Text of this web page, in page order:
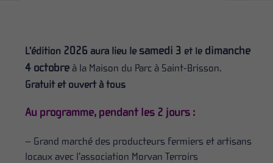
L’édition 2026 aura lieu le samedi 3 et le dimanche
4 octobre à la Maison du Parc à Saint-Brisson.
Gratuit et ouvert à tous
Au programme, pendant les 2 jours :
– Grand marché des producteurs fermiers et artisans
locaux avec l’association Morvan Terroirs